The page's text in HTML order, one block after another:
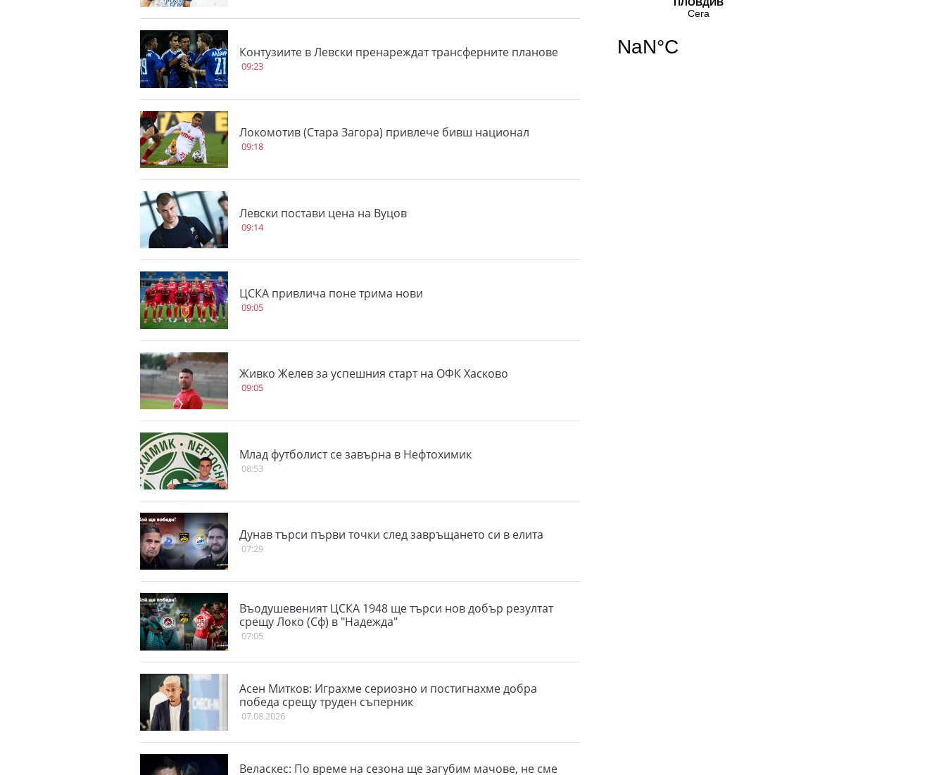
Контузиите в Левски пренареждат трансферните планове
09:23
Локомотив (Стара Загора) привлече бивш национал
09:18
Левски постави цена на Вуцов
09:14
ЦСКА привлича поне трима нови
09:05
Живко Желев за успешния старт на ОФК Хасково
09:05
Млад футболист се завърна в Нефтохимик
08:53
Дунав търси първи точки след завръщането си в елита
07:29
Въодушевеният ЦСКА 1948 ще търси нов добър резултат
срещу Локо (Сф) в "Надежда"
07:05
Асен Митков: Играхме сериозно и постигнахме добра
победа срещу труден съперник
07.08.2026
Веласкес: По време на сезона ще загубим мачове, не сме